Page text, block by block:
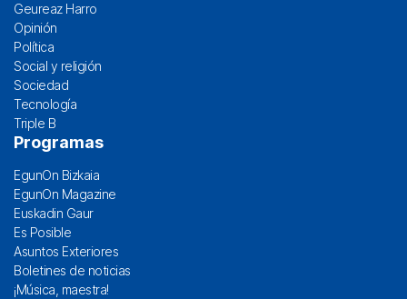
Geureaz Harro
Opinión
Política
Social y religión
Sociedad
Tecnología
Triple B
Programas
EgunOn Bizkaia
EgunOn Magazine
Euskadin Gaur
Es Posible
Asuntos Exteriores
Boletines de noticias
¡Música, maestra!